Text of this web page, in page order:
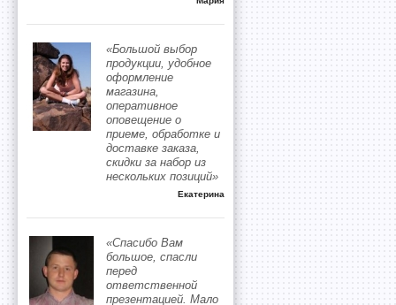
«Большой выбор
продукции, удобное
оформление
магазина,
оперативное
оповещение о
приеме, обработке и
доставке заказа,
скидки за набор из
нескольких позиций»
Екатерина
«Спасибо Вам
большое, спасли
перед
ответственной
презентацией. Мало